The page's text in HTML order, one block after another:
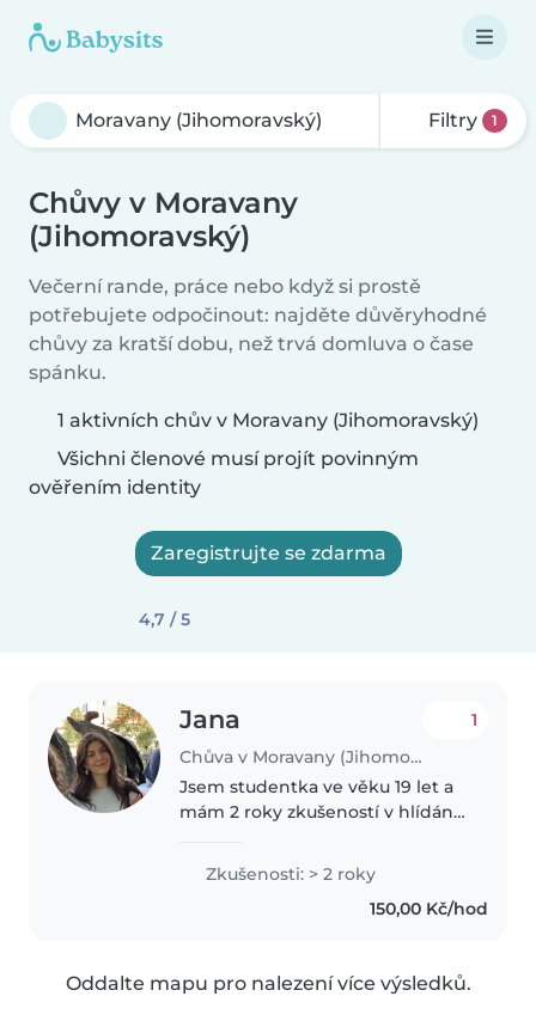
Filtry 1
Chůvy v Moravany
(Jihomoravský)
Večerní rande, práce nebo když si prostě
potřebujete odpočinout: najděte důvěryhodné
chůvy za kratší dobu, než trvá domluva o čase
spánku.
1 aktivních chův v Moravany (Jihomoravský)
Všichni členové musí projít povinným
ověřením identity
Zaregistrujte se zdarma
4,7 / 5
Jana
Chůva v Moravany (Jihomoravský)
1
Jsem studentka ve věku 19 let a
mám 2 roky zkušeností v hlídání
předškoláků a mladších školáků.
Jsem odpovědná, přátelská a
empatická. Mluvím anglicky a
Zkušenosti: > 2 roky
150,00 Kč/hod
Oddalte mapu pro nalezení více výsledků.